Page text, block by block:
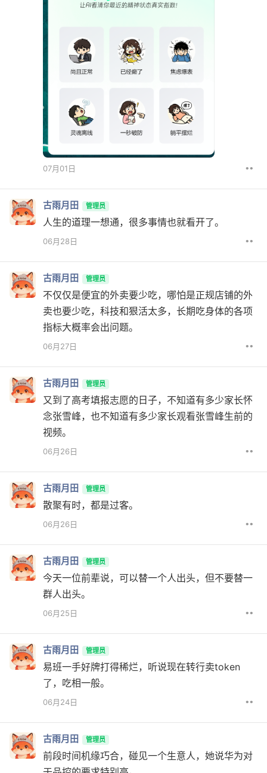
07月01日 ••
古雨月田 管理员
人生的道理一想通，很多事情也就看开了。
06月28日 ••
古雨月田 管理员
不仅仅是便宜的外卖要少吃，哪怕是正规店铺的外
卖也要少吃，科技和狠活太多，长期吃身体的各项
指标大概率会出问题。
06月27日 ••
古雨月田 管理员
又到了高考填报志愿的日子，不知道有多少家长怀
念张雪峰，也不知道有多少家长观看张雪峰生前的
视频。
06月26日 ••
古雨月田 管理员
散聚有时，都是过客。
06月26日 ••
古雨月田 管理员
今天一位前辈说，可以替一个人出头，但不要替一
群人出头。
06月25日 ••
古雨月田 管理员
易班一手好牌打得稀烂，听说现在转行卖token
了，吃相一般。
06月24日 ••
古雨月田 管理员
前段时间机缘巧合，碰见一个生意人，她说华为对